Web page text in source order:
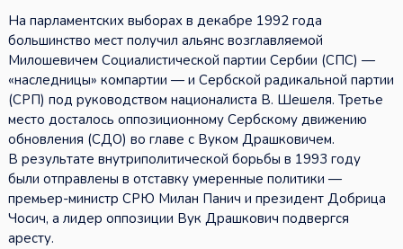
На парламентских выборах в декабре 1992 года
большинство мест получил альянс возглавляемой
Милошевичем Социалистической партии Сербии (СПС) —
«наследницы» компартии — и Сербской радикальной партии
(СРП) под руководством националиста В. Шешеля. Третье
место досталось оппозиционному Сербскому движению
обновления (СДО) во главе с Вуком Драшковичем.
В результате внутриполитической борьбы в 1993 году
были отправлены в отставку умеренные политики —
премьер-министр СРЮ Милан Панич и президент Добрица
Чосич, а лидер оппозиции Вук Драшкович подвергся
аресту.